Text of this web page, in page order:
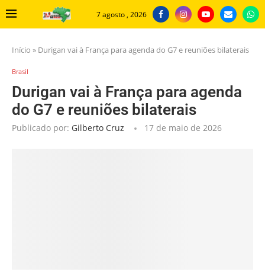
7 agosto , 2026
Início » Durigan vai à França para agenda do G7 e reuniões bilaterais
Brasil
Durigan vai à França para agenda
do G7 e reuniões bilaterais
Publicado por: Gilberto Cruz 17 de maio de 2026